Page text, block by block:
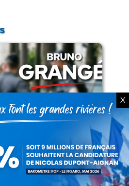
de l’usage des
de l’ordre
X